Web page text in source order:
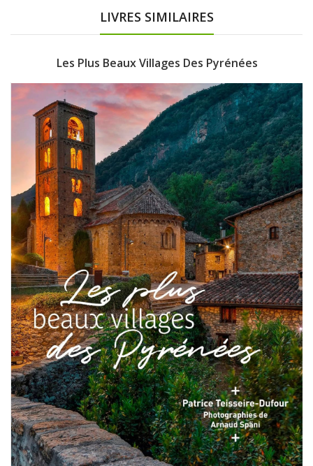
LIVRES SIMILAIRES
Les Plus Beaux Villages Des Pyrénées